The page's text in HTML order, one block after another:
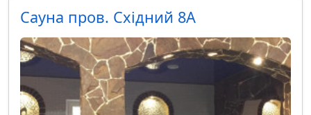
Сауна пров. Східний 8А